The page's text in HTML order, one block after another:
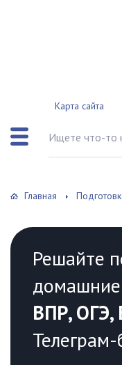
Карта сайта
Поиск по сайту
Главная
Решайте
ВПР, ОГЭ,